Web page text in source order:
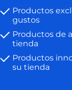
Productos
gustos
Productos de
tienda
Productos
su tienda